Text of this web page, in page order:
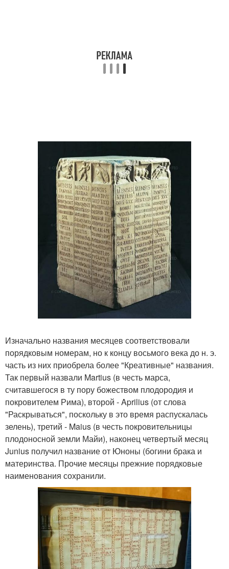
Изначально названия месяцев соответствовали
порядковым номерам, но к концу восьмого века до н. э.
часть из них приобрела более "Креативные" названия.
Так первый назвали Martius (в честь марса,
считавшегося в ту пору божеством плодородия и
покровителем Рима), второй - Aprilius (от слова
"Раскрываться", поскольку в это время распускалась
зелень), третий - Maius (в честь покровительницы
плодоносной земли Майи), наконец четвертый месяц
Junius получил название от Юноны (богини брака и
материнства. Прочие месяцы прежние порядковые
наименования сохранили.